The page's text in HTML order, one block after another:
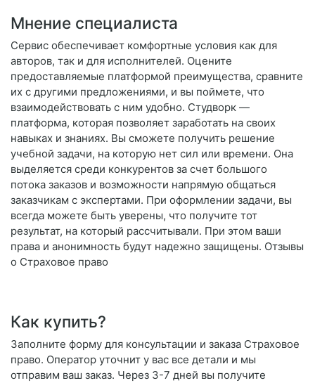
Мнение специалиста
Сервис обеспечивает комфортные условия как для
авторов, так и для исполнителей. Оцените
предоставляемые платформой преимущества, сравните
их с другими предложениями, и вы поймете, что
взаимодействовать с ним удобно. Студворк —
платформа, которая позволяет заработать на своих
навыках и знаниях. Вы сможете получить решение
учебной задачи, на которую нет сил или времени. Она
выделяется среди конкурентов за счет большого
потока заказов и возможности напрямую общаться
заказчикам с экспертами. При оформлении задачи, вы
всегда можете быть уверены, что получите тот
результат, на который рассчитывали. При этом ваши
права и анонимность будут надежно защищены. Отзывы
о Страховое право
Как купить?
Заполните форму для консультации и заказа Страховое
право. Оператор уточнит у вас все детали и мы
отправим ваш заказ. Через 3-7 дней вы получите